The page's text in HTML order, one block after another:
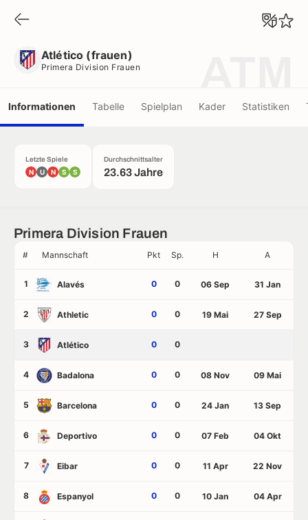
Atlético (frauen)
Primera Division Frauen
Informationen Tabelle Spielplan Kader Statistiken
Letzte Spiele
N U N S S
Durchschnittsalter
23.63 Jahre
Primera Division Frauen
# Mannschaft Pkt Sp. H A
1 Alavés 0 0 06 Sep 31 Jan
2 Athletic 0 0 19 Mai 27 Sep
3 Atlético 0 0
4 Badalona 0 0 08 Nov 09 Mai
5 Barcelona 0 0 24 Jan 13 Sep
6 Deportivo 0 0 07 Feb 04 Okt
7 Eibar 0 0 11 Apr 22 Nov
8 Espanyol 0 0 10 Jan 04 Apr